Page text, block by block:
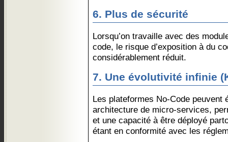
6. Plus de sécurité
Lorsqu’on travaille avec des
code, le risque d’exposition à du
considérablement réduit.
7. Une évolutivité infinie
Les plateformes No-Code peuvent
architecture de micro-services,
et une capacité à être déployé
étant en conformité avec les